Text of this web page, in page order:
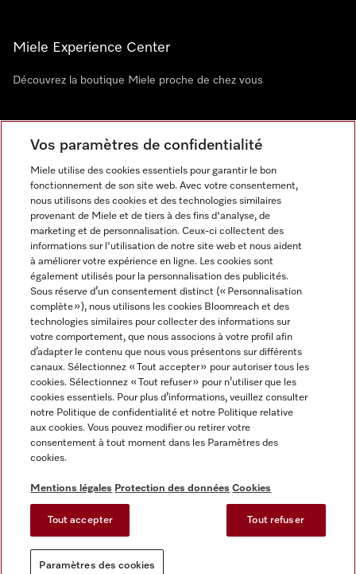
Miele Experience Center
Découvrez la boutique Miele proche de chez vous
Newsletter
Mentions légales
CGV
Protection des données
Conditions d'utilisation
Reglement sur les services numeriques
Paramètres des cookies
Miele sur Instagram
Miele sur Facebook
Miele sur Youtube
Vos paramètres de confidentialité
Miele utilise des cookies essentiels pour garantir le bon
fonctionnement de son site web. Avec votre consentement,
nous utilisons des cookies et des technologies similaires
provenant de Miele et de tiers à des fins d'analyse, de
marketing et de personnalisation. Ceux-ci collectent des
informations sur l'utilisation de notre site web et nous aident
à améliorer votre expérience en ligne. Les cookies sont
également utilisés pour la personnalisation des publicités.
Sous réserve d’un consentement distinct (« Personnalisation
complète »), nous utilisons les cookies Bloomreach et des
technologies similaires pour collecter des informations sur
votre comportement, que nous associons à votre profil afin
d’adapter le contenu que nous vous présentons sur différents
canaux. Sélectionnez « Tout accepter » pour autoriser tous les
cookies. Sélectionnez « Tout refuser » pour n’utiliser que les
cookies essentiels. Pour plus d’informations, veuillez consulter
notre Politique de confidentialité et notre Politique relative
aux cookies. Vous pouvez modifier ou retirer votre
consentement à tout moment dans les Paramètres des
cookies.
Mentions légales Protection des données Cookies
Tout accepter Tout refuser
Paramètres des cookies